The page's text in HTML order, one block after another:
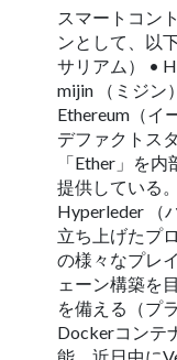
スマートコン
ンとして、以
サリアム） •
mijin （ミジン
Ethereum（イ
デファクトス
「Ether」を
提供している
Hyperleder （
⽴ち上げたプ
の様々なプレ
ェーン構築を
を備える（プ
Dockerコンテ